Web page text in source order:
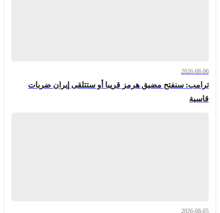
2026-08-06
ترامب: سنفتح مضيق هرمز قريبا أو ستتلقى إيران ضربات
قاسية
2026-08-05